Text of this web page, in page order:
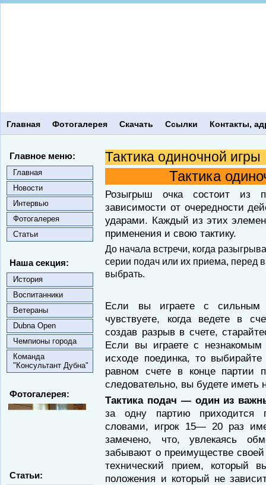
Главная Фотогалерея Скачать Ссылки Контакты,
Главное меню:
Главная
Новости
Интервью
Фотогалерея
Статьи
Наша секция:
История
Воспитанники
Ветераны
Dubna Open
Чемпионы города
Команда
"Консультант Дубна"
Фотогалерея:
Статьи:
Тактика одиночной игры
Тактика
Розыгрыш очка состоит из
зависимости от очередности
ударами. Каждый из этих
применения и свою тактику.
До начала встречи, когда
серии подач или их приема, перед
выбрать.
Если вы играете с сильным
чувствуете, когда ведете в
создав разрыв в счете,
Если вы играете с
исходе поединка, то
равном счете в конце партии
следовательно, вы будете иметь
Тактика подач — один из
за одну партию приходится
словами, игрок 15— 20 раз
замечено, что, увлекаясь
забывают о преимуществе
технический прием, который
положения и который не